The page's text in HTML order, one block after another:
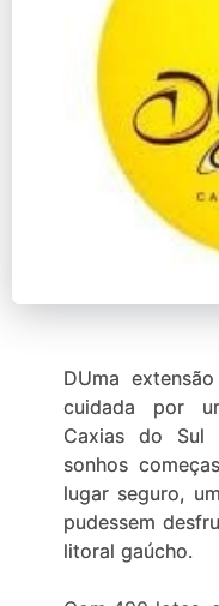
DUma
cuidada por
Caxias do Sul
sonhos
lugar seguro,
pudessem
litoral gaúcho.